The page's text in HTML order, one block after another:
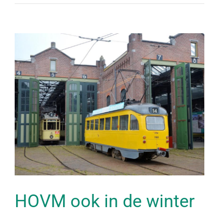
grotere
afbeelding
HOVM ook in de winter